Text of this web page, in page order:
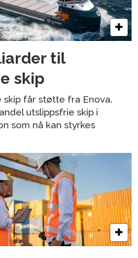
til
skip
skip får støtte fra Enova.
utslippsfrie skip i
som nå kan styrkes